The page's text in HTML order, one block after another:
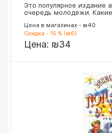
Это популярное издание
очередь молодёжи.
Цена в магазинах - ₪40
Скидка - 15 % (₪6)
Цена: ₪34